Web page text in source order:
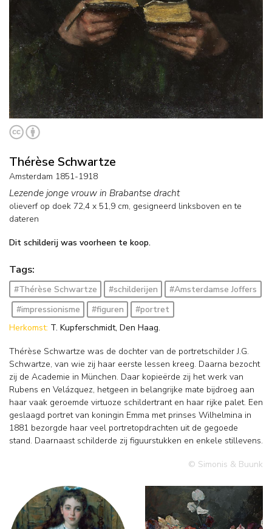
Thérèse Schwartze
Amsterdam 1851-1918
Lezende jonge vrouw in Brabantse dracht
olieverf op doek 72,4 x 51,9 cm, gesigneerd linksboven ente
dateren
Dit schilderij was voorheen te koop.
Tags:
#Thérèse Schwartze #schilderijen
#Amsterdamse Joffers
#impressionisme
#figuren
#portret
Herkomst: T. Kupferschmidt, Den Haag.
Thérèse Schwartze was de dochter van de portretschilder J.G.
Schwartze, van wie zij haar eerste lessen kreeg. Daarna bezocht
zij de Academie in München. Daar kopieërde zij het werk van
Rubens en Velázquez, hetgeen in belangrijke mate bijdroeg aan
haar vaak geroemde virtuoze schildertrant en haar rijke palet. Een
geslaagd portret van koningin Emma met prinses Wilhelmina in
1881 bezorgde haar veel portretopdrachten uit de gegoede
stand. Daarnaast schilderde zij figuurstukken en enkele stillevens.
© Simonis & Buunk